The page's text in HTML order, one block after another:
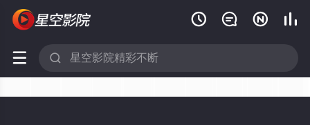
   
 